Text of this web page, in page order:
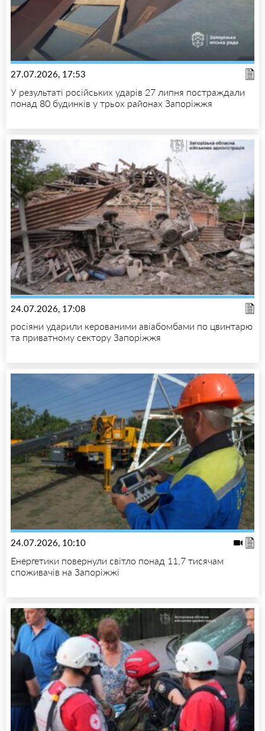
27.07.2026, 17:53
У результаті російських ударів 27 липня постраждали
понад 80 будинків у трьох районах Запоріжжя
24.07.2026, 17:08
росіяни ударили керованими авіабомбами по цвинтарю
та приватному сектору Запоріжжя
24.07.2026, 10:10
Енергетики повернули світло понад 11,7 тисячам
споживачів на Запоріжжі